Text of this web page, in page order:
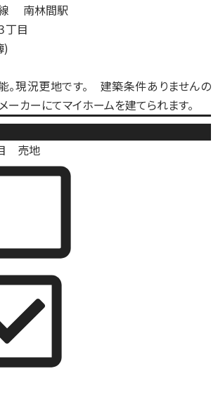
線 南林間駅
丁目
)
。現況更地です。 建築条件ありませんの
ーカーにてマイホームを建てられます。
売地